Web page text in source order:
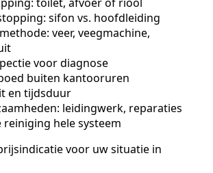
sifon vs. hoofdleiding
veer, veegmachine,
voor diagnose
buiten kantooruren
en tijdsduur
leidingwerk, reparaties
reiniging hele systeem
voor uw situatie in